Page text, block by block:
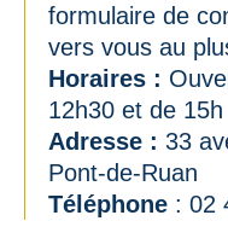
formulaire de
vers vous au
Horaires :
12h30 et de
Adresse : 33
Pont-de-Ruan
Téléphone : 02